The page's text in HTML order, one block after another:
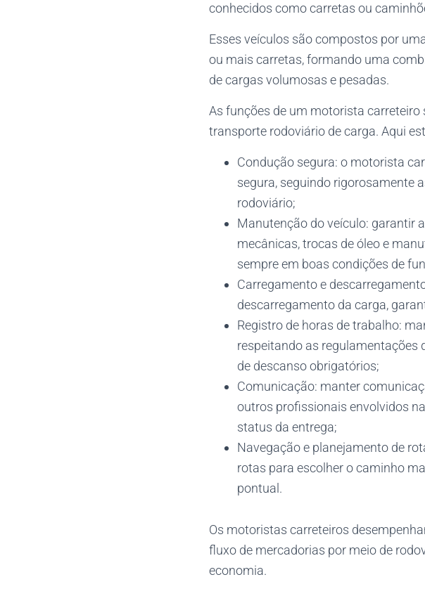
conhecidos como carretas ou
Esses veículos são compostos por
ou mais carretas, formando uma
de cargas volumosas e pesadas.
As funções de um motorista
transporte rodoviário de carga. Aqui
Condução segura: o motorista
segura, seguindo rigorosamente
rodoviário;
Manutenção do veículo: garantir
mecânicas, trocas de óleo e
sempre em boas condições de
Carregamento e
descarregamento da carga,
Registro de horas de trabalho:
respeitando as regulamentações
de descanso obrigatórios;
Comunicação: manter
outros profissionais envolvidos
status da entrega;
Navegação e planejamento de
rotas para escolher o caminho
pontual.
Os motoristas carreteiros
fluxo de mercadorias por meio de
economia.